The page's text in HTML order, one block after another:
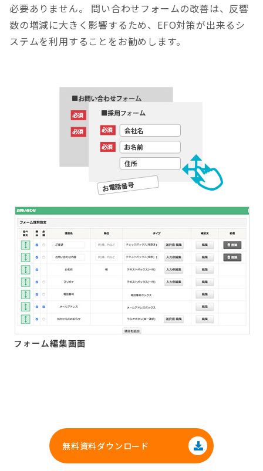
必要ありません。
問い合わせフォームの改善は、反響
数の増減に大きく影響するため、EFO対策が出来るシ
ステムを利用することをお勧めします。
無料資料ダウンロード